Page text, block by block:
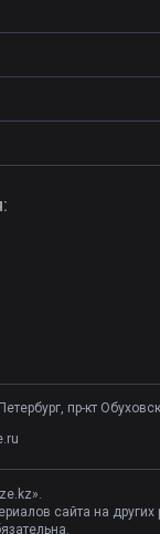
пр-кт
сайта на других